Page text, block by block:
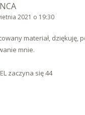
2021 o 19:30
materiał, dziękuję,
mnie.
zaczyna się 44